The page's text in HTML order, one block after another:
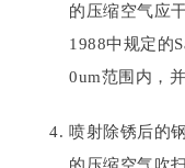
的压缩空气应
1988中规定的
0um范围内，
喷射除锈后的
的压缩空气吹